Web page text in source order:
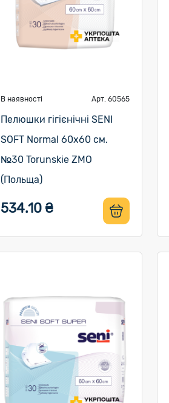
В наявності Арт. 60565
Пелюшки гігієнічні SENI
SOFT Normal 60х60 см.
№30 Torunskie ZMO
(Польща)
534.10 ₴